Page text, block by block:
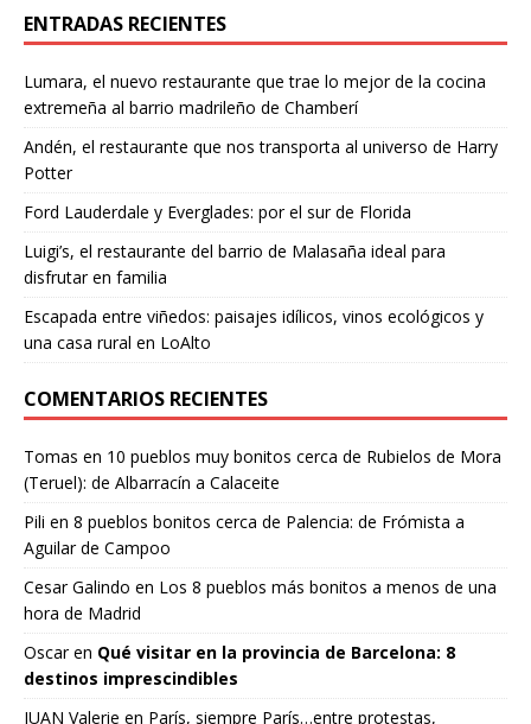
ENTRADAS RECIENTES
Lumara, el nuevo restaurante que trae lo mejor de la cocina
extremeña al barrio madrileño de Chamberí
Andén, el restaurante que nos transporta al universo de Harry
Potter
Ford Lauderdale y Everglades: por el sur de Florida
Luigi’s, el restaurante del barrio de Malasaña ideal para
disfrutar en familia
Escapada entre viñedos: paisajes idílicos, vinos ecológicos y
una casa rural en LoAlto
COMENTARIOS RECIENTES
Tomas en 10 pueblos muy bonitos cerca de Rubielos de Mora
(Teruel): de Albarracín a Calaceite
Pili en 8 pueblos bonitos cerca de Palencia: de Frómista a
Aguilar de Campoo
Cesar Galindo en Los 8 pueblos más bonitos a menos de una
hora de Madrid
Oscaren Qué visitar en la provincia de Barcelona: 8
destinos imprescindibles
JUAN Valerie en París, siempre París…entre protestas,